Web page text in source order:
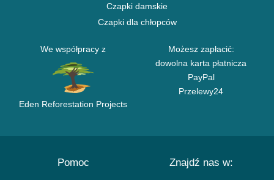
Czapki damskie
Czapki dla chłopców
We współpracy z
Eden Reforestation Projects
Możesz zapłacić:
dowolna karta płatnicza
PayPal
Przelewy24
Pomoc Znajdź nas w: